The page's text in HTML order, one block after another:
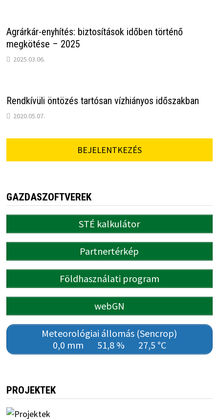
Agrárkár-enyhítés: biztosítások időben történő
megkötése – 2025
2025.03.06.
Rendkívüli öntözés tartósan vízhiányos időszakban
2020.05.07.
BEJELENTKEZÉS
GAZDASZOFTVEREK
STÉ kalkulátor
Partnertérkép
Földhasználati program
webGN
Meteorológiai állomás (Sencrop)
0,0 mm
51,8 % 27,5 °C
PROJEKTEK